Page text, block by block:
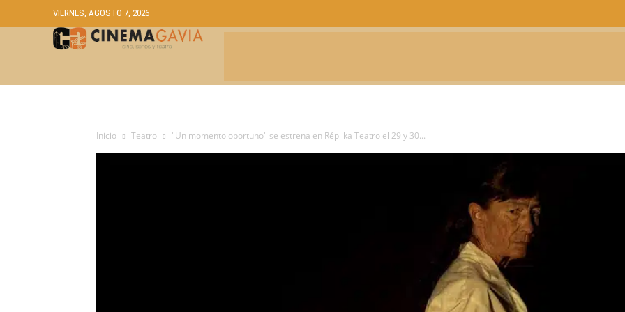
VIERNES, AGOSTO 7, 2026
Inicio Teatro "Un momento oportuno" se estrena en Réplika Teatro el 29 y 30...